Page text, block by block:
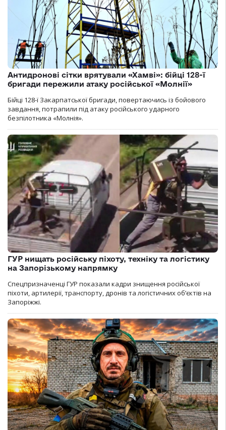
Антидронові сітки врятували «Хамві»: бійці 128-ї
бригади пережили атаку російської «Молнії»
Бійці 128-ї Закарпатської бригади, повертаючись із бойового
завдання, потрапили під атаку російського ударного
безпілотника «Молнія».
ГУР нищать російську піхоту, техніку та логістику
на Запорізькому напрямку
Спецпризначенці ГУР показали кадри знищення російської
піхоти, артилерії, транспорту, дронів та логістичних об’єктів на
Запоріжжі.